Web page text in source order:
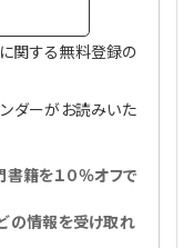
関する無料登録の
ダーがお読みいた
籍を１０％オフで
の情報を受け取れ